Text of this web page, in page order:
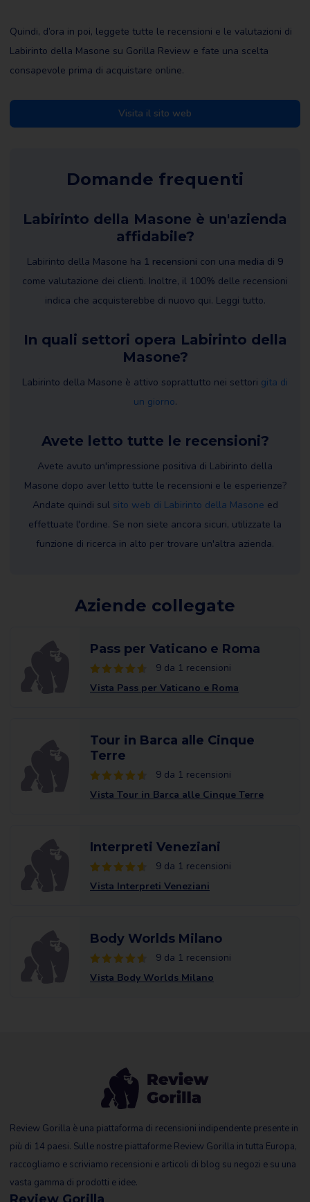
Quindi, d’ora in poi, leggete tutte le recensioni e le valutazioni di
Labirinto della Masone su Gorilla Review e fate una scelta
consapevole prima di acquistare online.
Visita il sito web
Domande frequenti
Labirinto della Masone è un'azienda
affidabile?
Labirinto della Masone ha 1 recensioni con una media di 9
come valutazione dei clienti. Inoltre, il 100% delle recensioni
indica che acquisterebbe di nuovo qui. Leggi tutto.
In quali settori opera Labirinto della
Masone?
Labirinto della Masone è attivo soprattutto nei settori gita di
un giorno.
Avete letto tutte le recensioni?
Avete avuto un'impressione positiva di Labirinto della
Masone dopo aver letto tutte le recensioni e le esperienze?
Andate quindi sul sito web di Labirinto della Masone ed
effettuate l'ordine. Se non siete ancora sicuri, utilizzate la
funzione di ricerca in alto per trovare un'altra azienda.
Aziende collegate
Pass per Vaticano e Roma
9 da 1 recensioni
Vista Pass per Vaticano e Roma
Tour in Barca alle Cinque
Terre
9 da 1 recensioni
Vista Tour in Barca alle Cinque Terre
Interpreti Veneziani
9 da 1 recensioni
Vista Interpreti Veneziani
Body Worlds Milano
9 da 1 recensioni
Vista Body Worlds Milano
Review Gorilla è una piattaforma di recensioni indipendente presente in
più di 14 paesi. Sulle nostre piattaforme Review Gorilla in tutta Europa,
raccogliamo e scriviamo recensioni e articoli di blog su negozi e su una
vasta gamma di prodotti e idee.